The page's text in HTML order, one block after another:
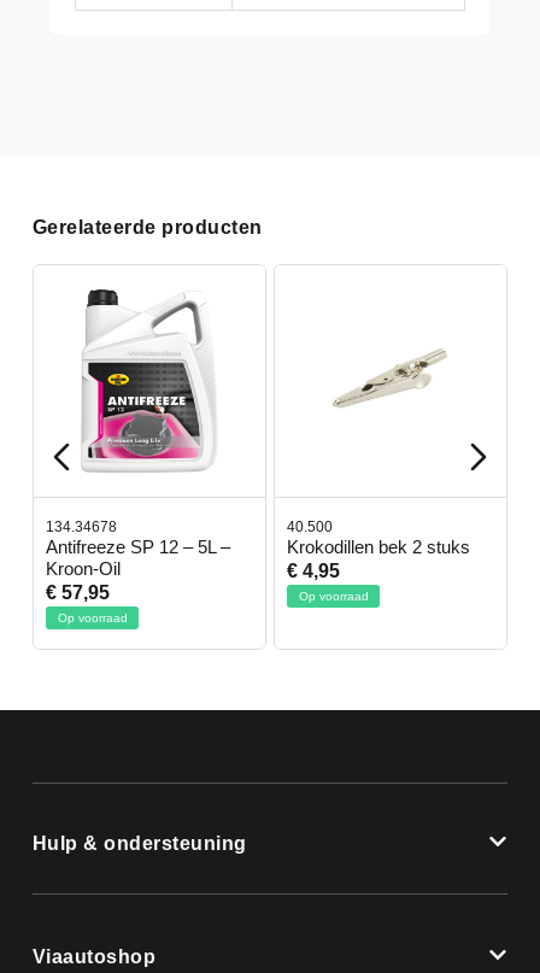
Gerelateerde producten
134.34678
Antifreeze SP 12 – 5L –
Kroon-Oil
€ 57,95
Op voorraad
40.500
Krokodillen bek 2 stuks
€ 4,95
Op voorraad
Hulp & ondersteuning
Viaautoshop